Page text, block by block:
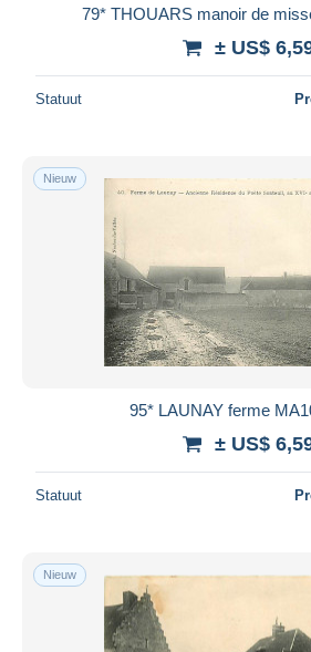
79* THOUARS manoir de
± US$
Statuut
Nieuw
95* LAUNAY ferme
± US$
Statuut
Nieuw